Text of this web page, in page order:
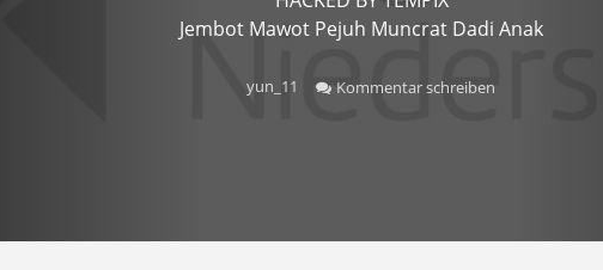
Jembot Mawot Pejuh Muncrat Dadi Anak
yun_11 Kommentar schreiben